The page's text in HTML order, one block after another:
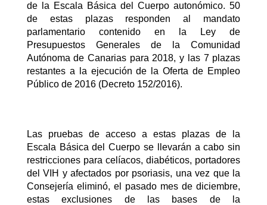
de la Escala Básica del Cuerpo autonómico. 50
de estas plazas responden al mandato
parlamentario contenido en la Ley de
Presupuestos Generales de la Comunidad
Autónoma de Canarias para 2018, y las 7 plazas
restantes a la ejecución de la Oferta de Empleo
Público de 2016 (Decreto 152/2016).
Las pruebas de acceso a estas plazas de la
Escala Básica del Cuerpo se llevarán a cabo sin
restricciones para celíacos, diabéticos, portadores
del VIH y afectados por psoriasis, una vez que la
Consejería eliminó, el pasado mes de diciembre,
estas exclusiones de las bases de la